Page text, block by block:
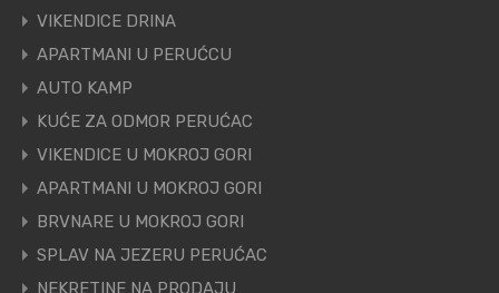
VIKENDICE DRINA
APARTMANI U PERUĆCU
AUTO KAMP
KUĆE ZA ODMOR PERUĆAC
VIKENDICE U MOKROJ GORI
APARTMANI U MOKROJ GORI
BRVNARE U MOKROJ GORI
SPLAV NA JEZERU PERUĆAC
NEKRETINE NA PRODAJU